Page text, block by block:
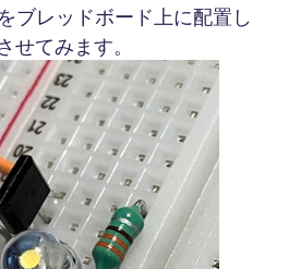
ブレッドボード上に配置し
せてみます。